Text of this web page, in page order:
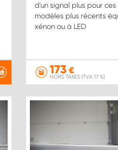
d'un signal plus pour
modèles plus récents
xénon ou à LED
173€
HORS TAXES (TVA 17 %)